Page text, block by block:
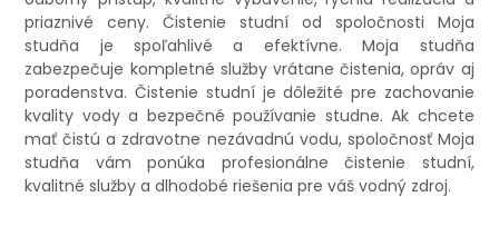
priaznivé ceny. Čistenie studní od spoločnosti Moja
studňa je spoľahlivé a efektívne. Moja studňa
zabezpečuje kompletné služby vrátane čistenia, opráv aj
poradenstva. Čistenie studní je dôležité pre zachovanie
kvality vody a bezpečné používanie studne. Ak chcete
mať čistú a zdravotne nezávadnú vodu, spoločnosť Moja
studňa vám ponúka profesionálne čistenie studní,
kvalitné služby a dlhodobé riešenia pre váš vodný zdroj.